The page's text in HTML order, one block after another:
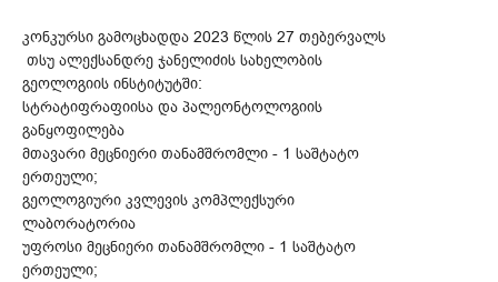
კონკურსი გამოცხადდა 2023 წლის 27 თებერვალს
თსუ ალექსანდრე ჯანელიძის სახელობის
გეოლოგიის ინსტიტუტში:
სტრატიფრაფიისა და პალეონტოლოგიის
განყოფილება
მთავარი მეცნიერი თანამშრომლი - 1 საშტატო
ერთეული;
გეოლოგიური კვლევის კომპლექსური
ლაბორატორია
უფროსი მეცნიერი თანამშრომლი - 1 საშტატო
ერთეული;